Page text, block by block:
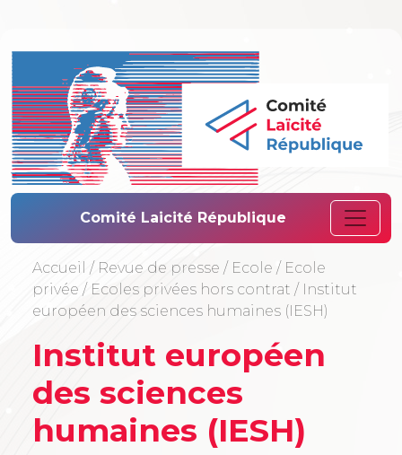
Comité Laïcité
Comité Laicité République
Accueil / Revue de presse / Ecole / Ecole
privée / Ecoles privées hors contrat / Institut
européen des sciences humaines (IESH)
Institut européen
des sciences
humaines (IESH)